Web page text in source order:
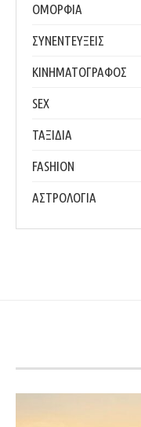
ΟΜΟΡΦΙΑ
ΣΥΝΕΝΤΕΥΞΕΙΣ
ΚΙΝΗΜΑΤΟΓΡΑΦΟΣ
SEX
ΤΑΞΙΔΙΑ
FASHION
ΑΣΤΡΟΛΟΓΙΑ